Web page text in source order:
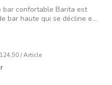
bar confortable Barita est
bar haute qui se décline e...
/ Article